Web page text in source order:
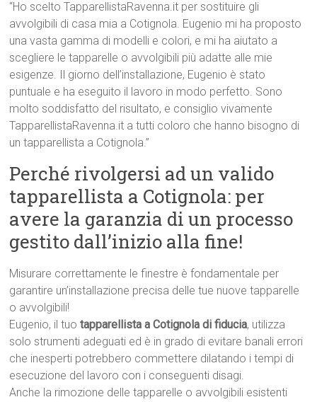
“Ho scelto TapparellistaRavenna.it per sostituire gli
avvolgibili di casa mia a Cotignola. Eugenio mi ha proposto
una vasta gamma di modelli e colori, e mi ha aiutato a
scegliere le tapparelle o avvolgibili più adatte alle mie
esigenze. Il giorno dell’installazione, Eugenio è stato
puntuale e ha eseguito il lavoro in modo perfetto. Sono
molto soddisfatto del risultato, e consiglio vivamente
TapparellistaRavenna.it a tutti coloro che hanno bisogno di
un tapparellista a Cotignola.”
Perché rivolgersi ad un valido
tapparellista a Cotignola: per
avere la garanzia di un processo
gestito dall’inizio alla fine!
Misurare correttamente le finestre è fondamentale per
garantire un’installazione precisa delle tue nuove tapparelle
o avvolgibili!
Eugenio, il tuotapparellista a Cotignola di fiducia, utilizza
solo strumenti adeguati ed è in grado di evitare banali errori
che inesperti potrebbero commettere dilatando i tempi di
esecuzione del lavoro con i conseguenti disagi.
Anche la rimozione delle tapparelle o avvolgibili esistenti